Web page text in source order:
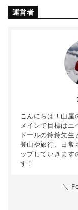
運営者
こんにちは！山屋
メインで目標はエ
ドールの鈴鈴先生
登山や旅行、日常
ップしていきます
す！
＼